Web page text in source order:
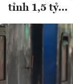
tỉnh 1,5 tỷ…